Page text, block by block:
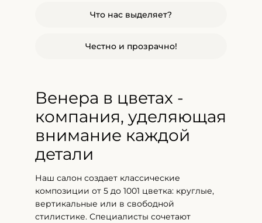
Что нас выделяет?
Честно и прозрачно!
Венера в цветах -
компания, уделяющая
внимание каждой
детали
Наш салон создает классические
композиции от 5 до 1001 цветка: круглые,
вертикальные или в свободной
стилистике. Специалисты сочетают